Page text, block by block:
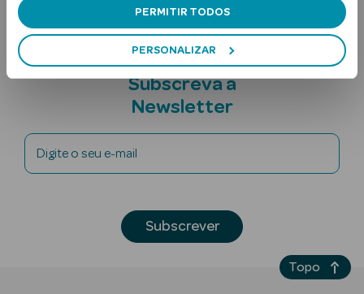
PERMITIR TODOS
PERSONALIZAR
Ver Tudo
Solares
Subscreva a
Newsletter
Digite o seu e-mail
Subscrever
Topo